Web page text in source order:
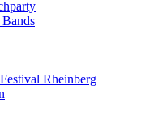
Rheinberg